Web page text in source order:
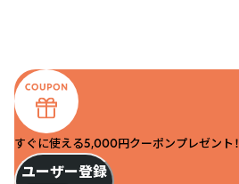
すぐに使える5,000円クーポンプレゼント！
ユーザー登録